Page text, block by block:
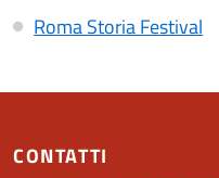
Roma Storia Festival
CONTATTI